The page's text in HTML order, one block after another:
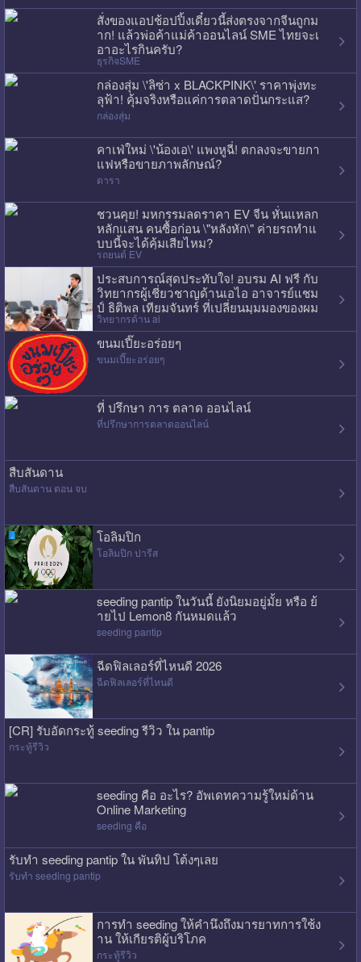
สั่งของแอปช้อปปิ้งเดี๋ยวนี้ส่งตรงจากจีนถูกม
าก! แล้วพ่อค้าแม่ค้าออนไลน์ SME ไทยจะเ
อาอะไรกินครับ?
ธุรกิจSME
กล่องสุ่ม \'ลิซ่า x BLACKPINK\' ราคาพุ่งทะ
ลุฟ้า! คุ้มจริงหรือแค่การตลาดปั่นกระแส?
กล่องสุ่ม
คาเฟ่ใหม่ \'น้องเอ\' แพงหูฉี่! ตกลงจะขายกา
แฟหรือขายภาพลักษณ์?
ดารา
ชวนคุย! มหกรรมลดราคา EV จีน หั่นแหลก
หลักแสน คนซื้อก่อน \"หลังหัก\" ค่ายรถทำแ
บบนี้จะได้คุ้มเสียไหม?
รถยนต์ EV
ประสบการณ์สุดประทับใจ! อบรม AI ฟรี กับ
วิทยากรผู้เชี่ยวชาญด้านเอไอ อาจารย์แชม
ป์ ธิติพล เทียมจันทร์ ที่เปลี่ยนมุมมองของผม
ไปเลย
วิทยากรด้าน ai
ขนมเปี๊ยะอร่อยๆ
ขนมเปี๊ยะอร่อยๆ
ที่ ปรึกษา การ ตลาด ออนไลน์
ที่ปรึกษาการตลาดออนไลน์
สืบสันดาน
สืบสันดาน ตอน จบ
โอลิมปิก
โอลิมปิก ปารีส
seeding pantip ในวันนี้ ยังนิยมอยู่มั้ย หรือ ย้
ายไป Lemon8 กันหมดแล้ว
seeding pantip
ฉีดฟิลเลอร์ที่ไหนดี 2026
ฉีดฟิลเลอร์ที่ไหนดี
[CR] รับอัดกระทู้ seeding รีวิว ใน pantip
กระทู้รีวิว
seeding คือ อะไร? อัพเดทความรู้ใหม่ด้าน
Online Marketing
seeding คือ
รับทำ seeding pantip ใน พันทิป โต้งๆเลย
รับทำ seeding pantip
การทำ seeding ให้คำนึงถึงมารยาทการใช้ง
าน ให้เกียรติผู้บริโภค
กระทู้รีวิว